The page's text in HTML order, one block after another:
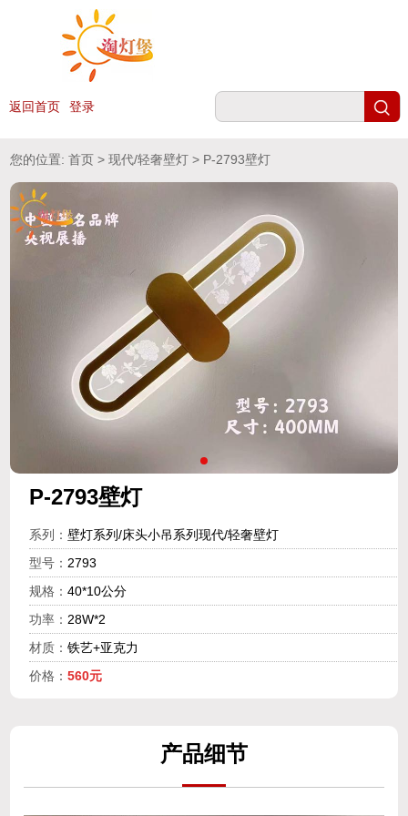
返回首页 登录
您的位置:首页 >现代/轻奢壁灯 > P-2793壁灯
P-2793壁灯
系列： 壁灯系列/床头小吊系列现代/轻奢壁灯
型号： 2793
规格： 40*10公分
功率： 28W*2
材质： 铁艺+亚克力
价格： 560元
产品细节